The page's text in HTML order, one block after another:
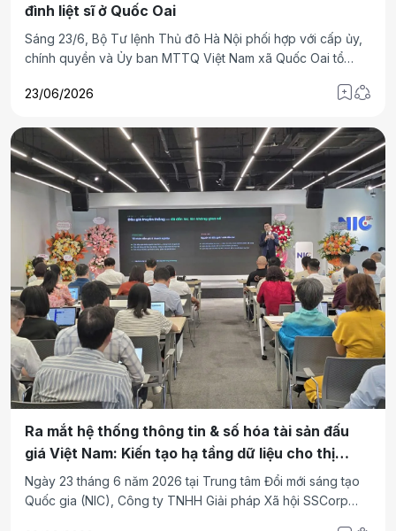
đình liệt sĩ ở Quốc Oai
Sáng 23/6, Bộ Tư lệnh Thủ đô Hà Nội phối hợp với cấp ủy,
chính quyền và Ủy ban MTTQ Việt Nam xã Quốc Oai tổ
Thị Ngọ, vợ liệt sĩ Nguyễn Bá Chí, trú tại thôn Sơn Trung.
23/06/2026
Ra mắt hệ thống thông tin & số hóa tài sản đấu
giá Việt Nam: Kiến tạo hạ tầng dữ liệu cho thị
trường đấu giá trong kỷ nguyên số
Ngày 23 tháng 6 năm 2026 tại Trung tâm Đổi mới sáng tạo
Quốc gia (NIC), Công ty TNHH Giải pháp Xã hội SSCorp